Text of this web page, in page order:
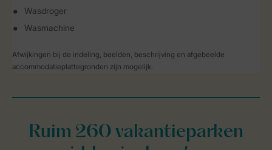
Wasdroger
Wasmachine
Afwijkingen bij de indeling, beelden, beschrijving en afgebeelde
accommodatieplattegronden zijn mogelijk.
Ruim 260 vakantieparken